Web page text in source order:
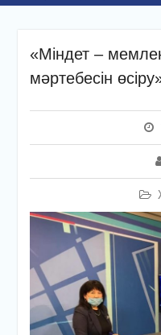
«Міндет –
мәртебесін